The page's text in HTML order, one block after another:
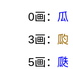
0画： 瓜
3画： 瓝
5画： 瓞